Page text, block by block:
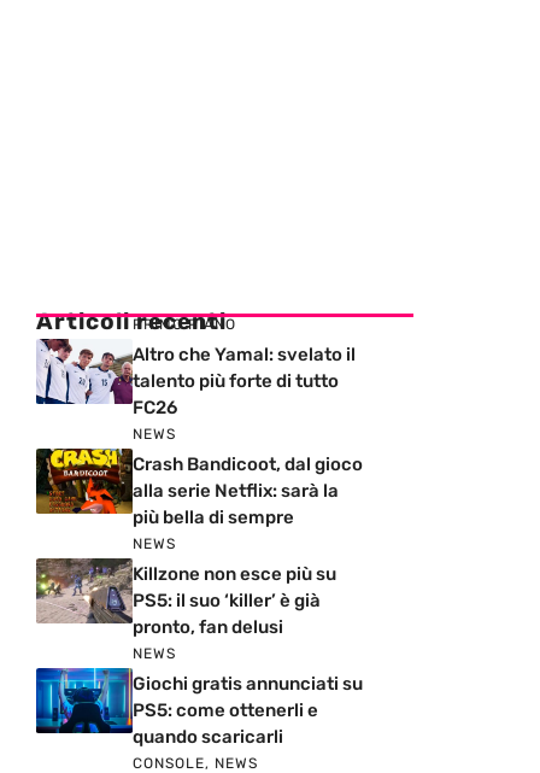
Articoli recenti
PRIMO PIANO
Altro che Yamal: svelato il
talento più forte di tutto
FC26
NEWS
Crash Bandicoot, dal gioco
alla serie Netflix: sarà la
più bella di sempre
NEWS
Killzone non esce più su
PS5: il suo ‘killer’ è già
pronto, fan delusi
NEWS
Giochi gratis annunciati su
PS5: come ottenerli e
quando scaricarli
CONSOLE, NEWS